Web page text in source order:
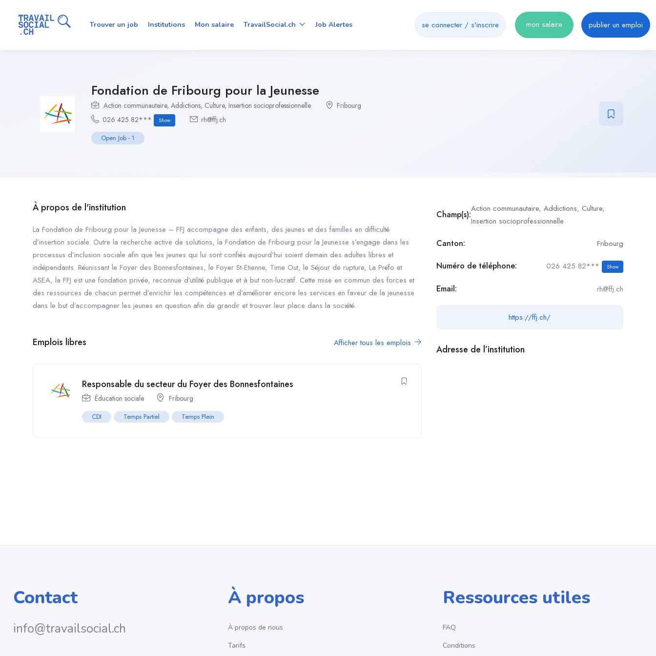
Trouver un job Institutions Mon salaire TravailSocial.ch Job Alertes se connecter / s'inscrire mon salaire publier un emploi
Fondation de Fribourg pour la Jeunesse
Action communautaire, Addictions, Culture, Insertion socioprofessionnelle
Fribourg
026 425 82***
Show rh@ffj.ch
Open Job - 1
À propos de l'institution
La Fondation de Fribourg pour la Jeunesse – FFJ accompagne des enfants, des jeunes et des familles en difficulté
d’insertion sociale. Outre la recherche active de solutions, la Fondation de Fribourg pour la Jeunesse s’engage dans les
processus d’inclusion sociale afin que les jeunes qui lui sont confiés aujourd’hui soient demain des adultes libres et
indépendants. Réunissant le Foyer des Bonnesfontaines, le Foyer St-Etienne, Time Out, le Séjour de rupture, La Préfo et
ASEA, la FFJ est une fondation privée, reconnue d’utilité publique et à but non-lucratif. Cette mise en commun des forces et
des ressources de chacun permet d’enrichir les compétences et d’améliorer encore les services en faveur de la jeunesse
dans le but d’accompagner les jeunes en question afin de grandir et trouver leur place dans la société.
Emplois libres Afficher tous les emplois
Responsable du secteur du Foyer des Bonnesfontaines
Éducation sociale Fribourg
CDI Temps Partiel Temps Plein
Champ(s):
Action communautaire, Addictions, Culture,
Insertion socioprofessionnelle
Canton: Fribourg
Numéro de téléphone: 026 425 82*** Show
Email: rh@ffj.ch
https://ffj.ch/
Adresse de l’institution
Contact
info@travailsocial.ch
À propos
À propos de nous
Tarifs
Ressources utiles
FAQ
Conditions